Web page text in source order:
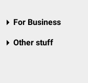
For Business
Other stuff